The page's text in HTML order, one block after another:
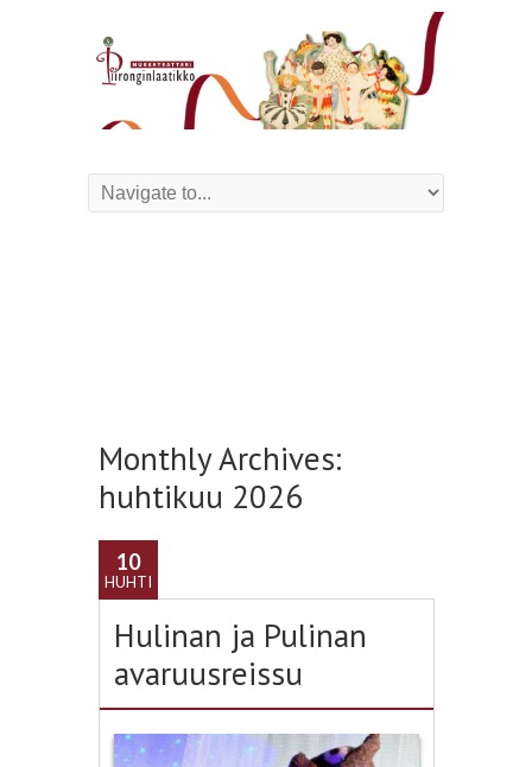
Monthly Archives:
huhtikuu 2026
10
HUHTI
Hulinan ja Pulinan
avaruusreissu